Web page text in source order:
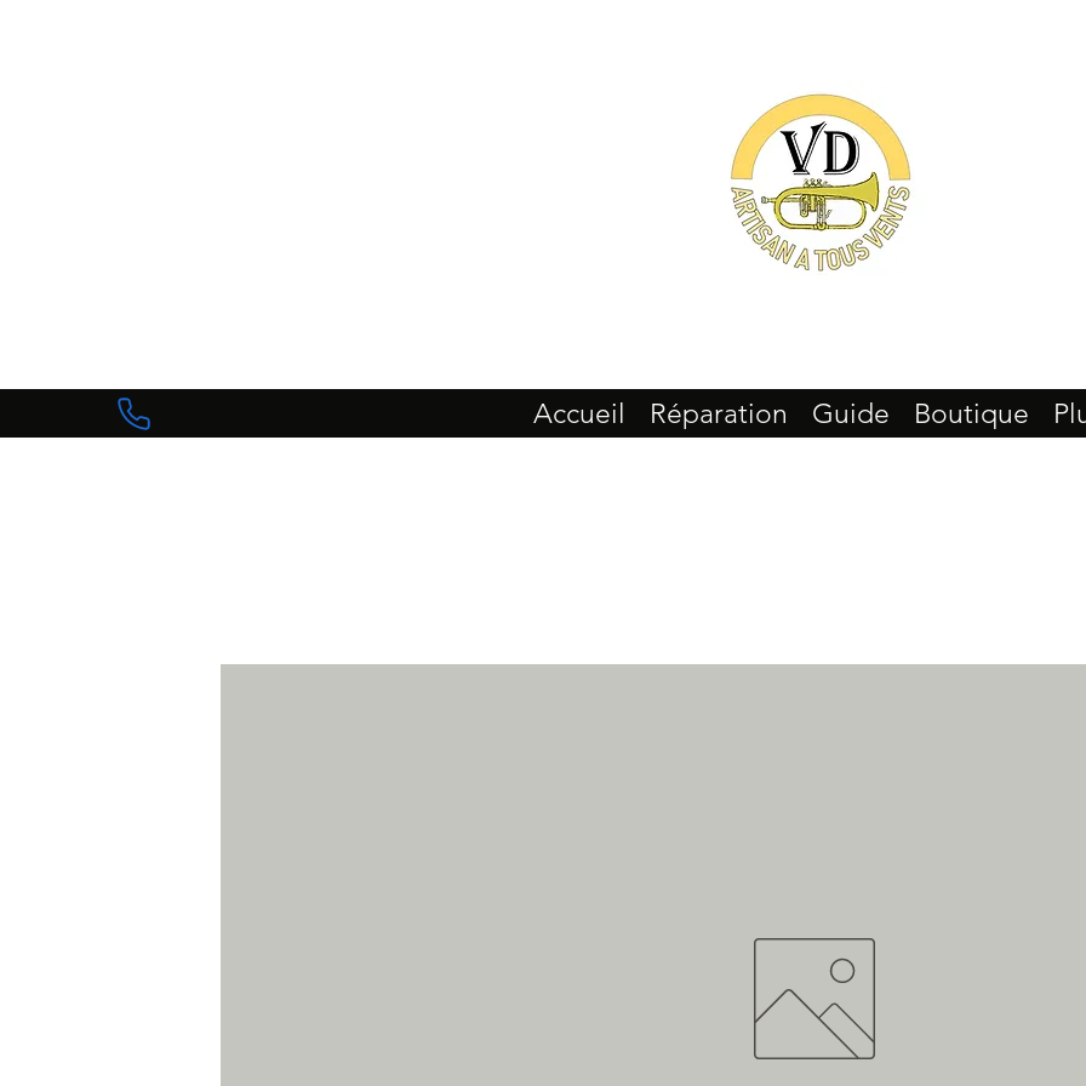
Accueil Réparation Guide Boutique